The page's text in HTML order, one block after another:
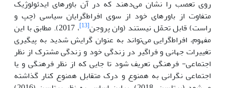
روی تعصب را نشان می‌دهند که در آن باورهای ایدئولوژیک
متفاوت از باورهای خود از سوی افراط‌گرایان سیاسی (چپ و
راست) قابل تحمّل نیستند (وان پروجن[13]
، 2017). مطابق با این
مفهوم، افراط‌گرایی می‌تواند به عنوان گرایش شدید به پیگیری
تغییرات جهانی و فراگیر در زندگی خود و زندگی مشترک از نظر
اجتماعی- فرهنگی تعریف شود تا جایی که از نظر فرهنگی و یا
اجتماعی نگرانی به همنوع و درک متقابل همنوع کنار گذاشته